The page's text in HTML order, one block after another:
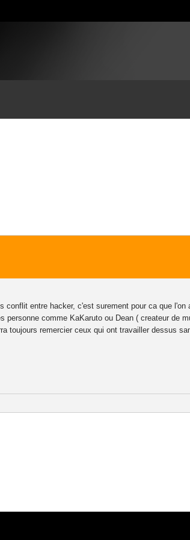
entre hacker, c'est surement pour ca que
comme KaKaruto ou Dean ( createur de
toujours remercier ceux qui ont travailler dessus